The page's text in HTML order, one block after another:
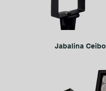
Jabalina Ceibo